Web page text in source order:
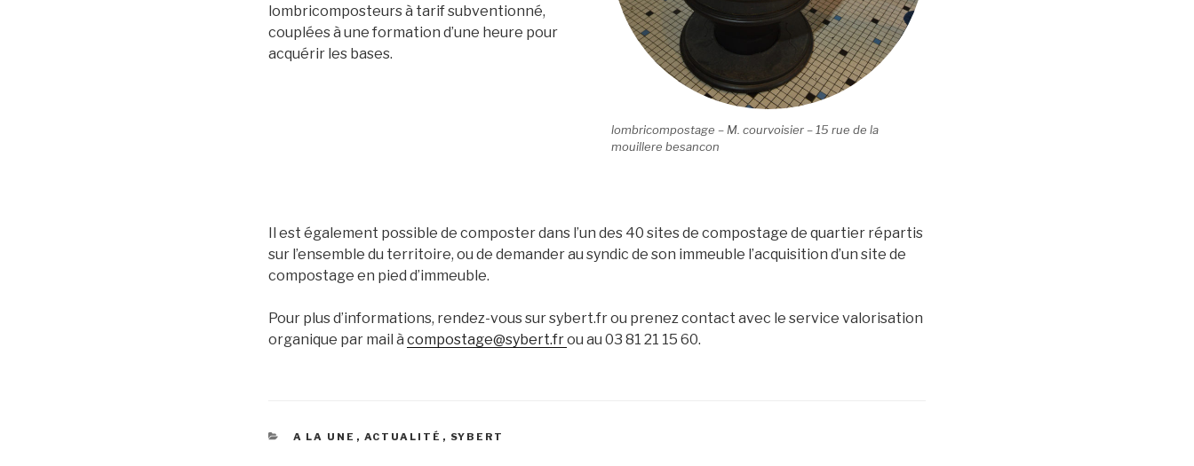
lombricomposteurs à tarif subventionné,
couplées à une formation d’une heure pour
acquérir les bases.
lombricompostage – M. courvoisier – 15 rue de la
mouillere besancon
Il est également possible de composter dans l’un des 40 sites de compostage de quartier répartis
sur l’ensemble du territoire, ou de demander au syndic de son immeuble l’acquisition d’un site de
compostage en pied d’immeuble.
Pour plus d’informations, rendez-vous sur sybert.fr ou prenez contact avec le service valorisation
organique par mail à compostage@sybert.frou au 03 81 21 15 60.
CATÉGORIES
A LA UNE , ACTUALITÉ , SYBERT